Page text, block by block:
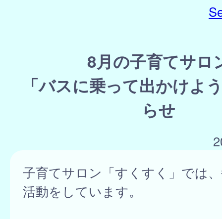
8月の子育てサロ
「バスに乗って出かけよ
らせ
子育てサロン「すくすく」では
活動をしています。